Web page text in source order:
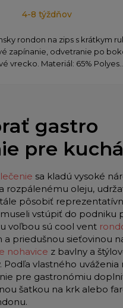
4-8 týždňov
rondon na zips s krátkym
zapínanie, odvetranie po
vrecko. Materiál: 65% Polyes...
gastro
pre
sa kladú vysoké
rozpálenému oleju,
pôsobiť
vstúpiť do podniku
voľbou sú cool vent
a priedušnou sieťovinou
nohavice z bavlny a
Podľa vlastného
pre gastronómiu
šatkou na krk alebo